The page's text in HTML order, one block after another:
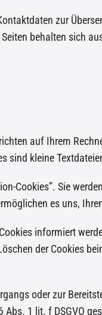
zur
behalten sich
auf Ihrem
kleine
Cookies”. Sie
es uns,
informiert
der Cookies
oder zur
1 lit. f DSGVO